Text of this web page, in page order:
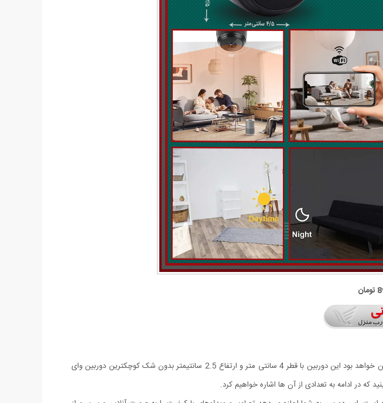
اولین چیزی که پس از باز کردن جعبه دستگاه نظر شما را جلب می کند اندازه و فرم بی نهایت زیبای این دوربین خواهد بود این دوربین با قطر 4 سانتی متر و ارتفاع 2.5 سانتیمتر بدون شک کوچکترین دوربین وای
که در ادامه به تعدادی از آن ها اشاره خواهیم کرد.